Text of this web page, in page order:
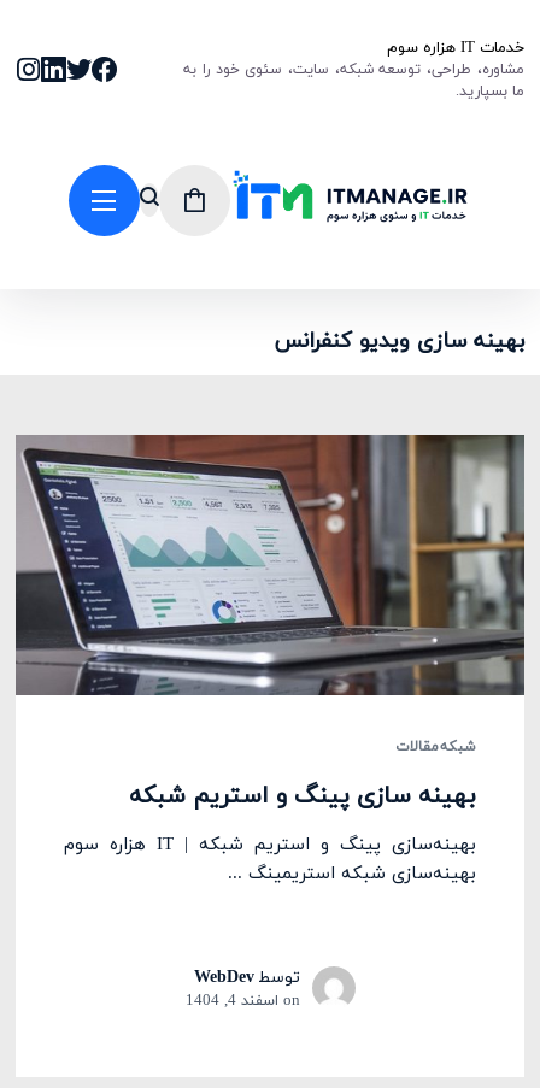
خدمات IT هزاره سوم
مشاوره، طراحی، توسعه شبکه، سایت، سئوی خود را به
ما بسپارید.
بهینه سازی ویدیو کنفرانس
شبکهمقالات
بهینه سازی پینگ و استریم شبکه
بهینه‌سازی پینگ و استریم شبکه | IT هزاره سوم
بهینه‌سازی شبکه استریمینگ ...
توسطWebDev
on اسفند 4, 1404